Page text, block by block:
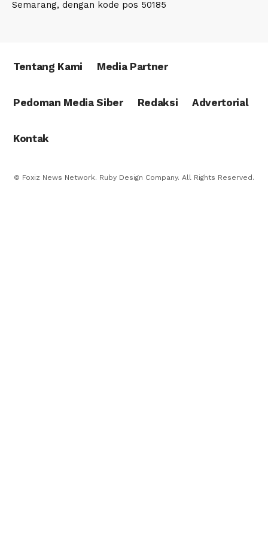
Semarang, dengan kode pos 50185
Tentang Kami Media Partner
Pedoman Media Siber Redaksi Advertorial
Kontak
© Foxiz News Network. Ruby Design Company. All Rights Reserved.